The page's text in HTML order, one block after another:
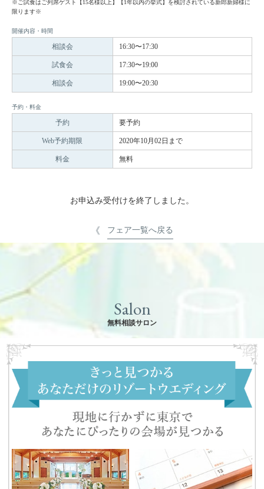
※ご試食はご列席ゲスト【15名様以上】【1年以内の挙式】を検討されている新郎新婦様に
限ります※
開催内容・時間
相談会 16:30〜17:30
試食会 17:30〜19:00
相談会 19:00〜20:30
予約・料金
予約 要予約
Web予約期限 2020年10月02日まで
料金 無料
お申込み受付けを終了しました。
フェア一覧へ戻る
Salon
無料相談サロン